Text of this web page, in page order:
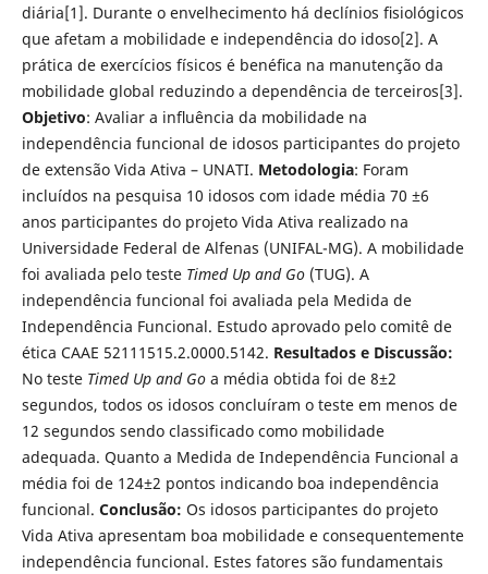
diária[1]. Durante o envelhecimento há declínios ﬁsiológicos
que afetam a mobilidade e independência do idoso[2]. A
prática de exercícios físicos é benéﬁca na manutenção da
mobilidade global reduzindo a dependência de terceiros[3].
Objetivo: Avaliar a inﬂuência da mobilidade na
independência funcional de idosos participantes do projeto
de extensão Vida Ativa – UNATI. Metodologia: Foram
incluídos na pesquisa 10 idosos com idade média 70 ±6
anos participantes do projeto Vida Ativa realizado na
Universidade Federal de Alfenas (UNIFAL-MG). A mobilidade
foi avaliada pelo teste Timed Up and Go (TUG). A
independência funcional foi avaliada pela Medida de
Independência Funcional. Estudo aprovado pelo comitê de
ética CAAE 52111515.2.0000.5142. Resultados e Discussão:
No teste Timed Up and Go a média obtida foi de 8±2
segundos, todos os idosos concluíram o teste em menos de
12 segundos sendo classificado como mobilidade
adequada. Quanto a Medida de Independência Funcional a
média foi de 124±2 pontos indicando boa independência
funcional. Conclusão: Os idosos participantes do projeto
Vida Ativa apresentam boa mobilidade e consequentemente
independência funcional. Estes fatores são fundamentais